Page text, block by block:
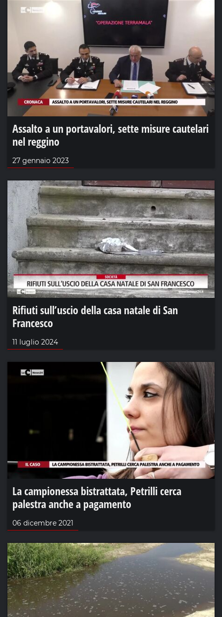
Assalto a un portavalori, sette misure cautelari
nel reggino
27 gennaio 2023
Rifiuti sull’uscio della casa natale di San
Francesco
11 luglio 2024
La campionessa bistrattata, Petrilli cerca
palestra anche a pagamento
06 dicembre 2021